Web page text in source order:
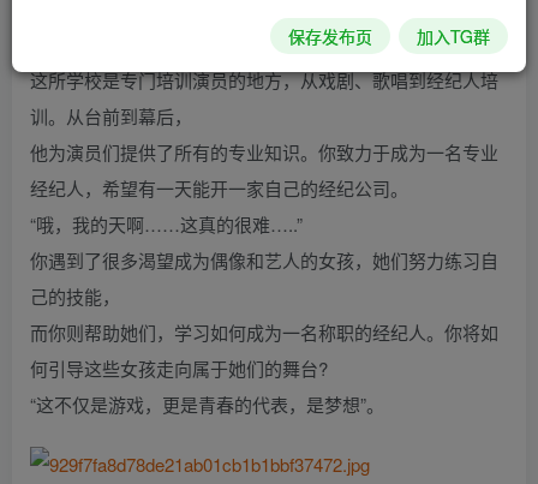
“要知道，成为偶像可不是一件容易的事”
这所学校是专门培训演员的地方，从戏剧、歌唱到经纪人培
训。从台前到幕后，
他为演员们提供了所有的专业知识。你致力于成为一名专业
经纪人，希望有一天能开一家自己的经纪公司。
“哦，我的天啊……这真的很难…..”
你遇到了很多渴望成为偶像和艺人的女孩，她们努力练习自
己的技能，
而你则帮助她们，学习如何成为一名称职的经纪人。你将如
何引导这些女孩走向属于她们的舞台?
“这不仅是游戏，更是青春的代表，是梦想”。
保存发布页 加入TG群